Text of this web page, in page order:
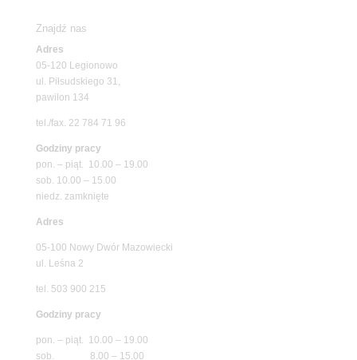
Znajdź nas
Adres
05-120 Legionowo
ul. Piłsudskiego 31,
pawilon 134
tel./fax. 22 784 71 96
Godziny pracy
pon. – piąt. 10.00 – 19.00
sob. 10.00 – 15.00
niedz. zamknięte
Adres
05-100 Nowy Dwór Mazowiecki
ul. Leśna 2
tel. 503 900 215
Godziny pracy
pon. – piąt. 10.00 – 19.00
sob. 8.00 – 15.00